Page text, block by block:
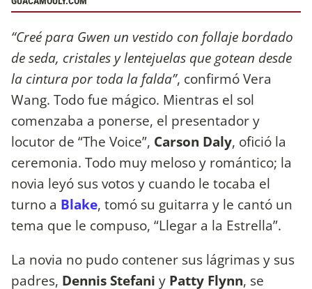
“Creé para Gwen un vestido con follaje bordado
de seda, cristales y lentejuelas que gotean desde
la cintura por toda la falda”, confirmó Vera
Wang. Todo fue mágico. Mientras el sol
comenzaba a ponerse, el presentador y
locutor de “The Voice”, Carson Daly, ofició la
ceremonia. Todo muy meloso y romántico; la
novia leyó sus votos y cuando le tocaba el
turno a Blake, tomó su guitarra y le cantó un
tema que le compuso, “Llegar a la Estrella”.
La novia no pudo contener sus lágrimas y sus
padres, Dennis Stefani y Patty Flynn, se